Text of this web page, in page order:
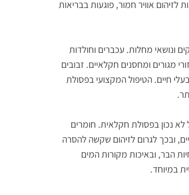
חקלאית בלתי מבוקרות,
אוויר חמור, פוגעות בבריאות
ומחסנים חקלאיים. זבובים
חיים. הטיפול המקצועי בפסולת